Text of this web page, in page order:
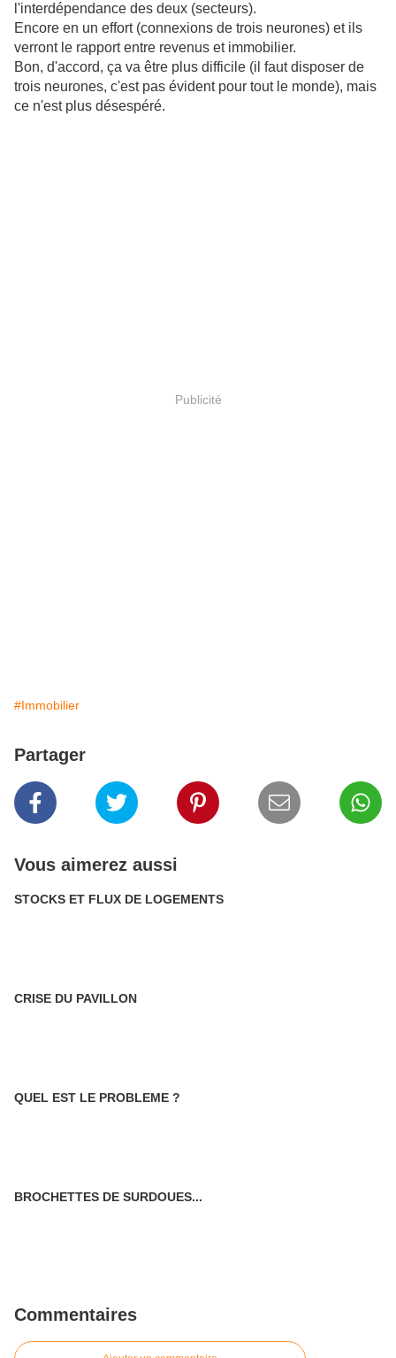
l'interdépendance des deux (secteurs).
Encore en un effort (connexions de trois neurones) et ils
verront le rapport entre revenus et immobilier.
Bon, d'accord, ça va être plus difficile (il faut disposer de
trois neurones, c'est pas évident pour tout le monde), mais
ce n'est plus désespéré.
Publicité
#Immobilier
Partager
Vous aimerez aussi
STOCKS ET FLUX DE LOGEMENTS
CRISE DU PAVILLON
QUEL EST LE PROBLEME ?
BROCHETTES DE SURDOUES...
Commentaires